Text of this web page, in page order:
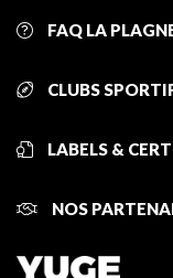
FAQ LA
CLUBS
LABELS &
NOS